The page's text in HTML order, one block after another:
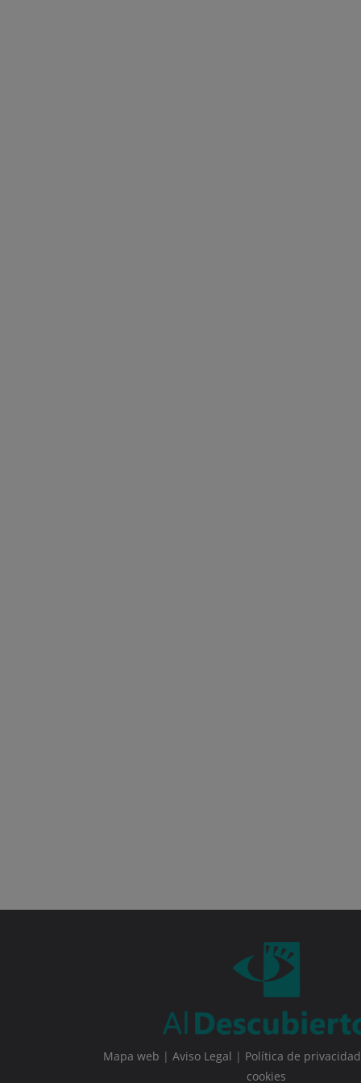
Mapa web | Aviso Legal | Política de privacidad
cookies